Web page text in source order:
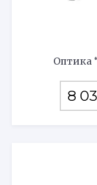
Оптика
8